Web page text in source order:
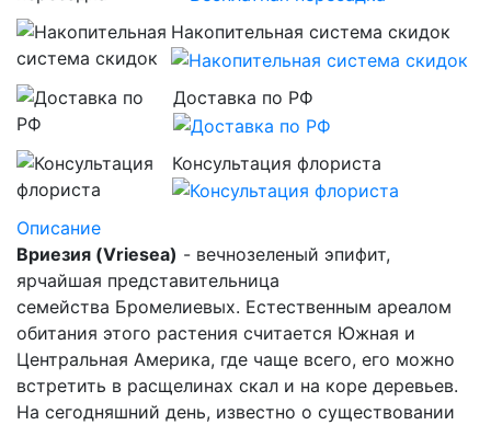
Накопительная система скидок
Доставка по РФ
Консультация флориста
Описание
Вриезия (Vriesea) - вечнозеленый эпифит,
ярчайшая представительница
семейства Бромелиевых. Естественным ареалом
обитания этого растения считается Южная и
Центральная Америка, где чаще всего, его можно
встретить в расщелинах скал и на коре деревьев.
На сегодняшний день, известно о существовании